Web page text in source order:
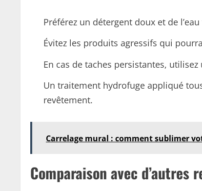
Préférez un détergent doux et de
Évitez les produits agressifs qui
En cas de taches persistantes,
Un traitement hydrofuge appliqué
revêtement.
Carrelage mural : comment sublimer
Comparaison avec d’autres